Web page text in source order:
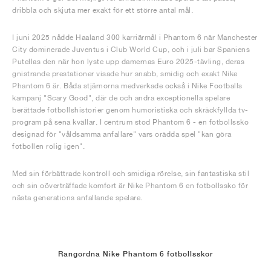
dribbla och skjuta mer exakt för ett större antal mål.
I juni 2025 nådde Haaland 300 karriärmål i Phantom 6 när Manchester
City dominerade Juventus i Club World Cup, och i juli bar Spaniens
Putellas den när hon lyste upp damernas Euro 2025-tävling, deras
gnistrande prestationer visade hur snabb, smidig och exakt Nike
Phantom 6 är. Båda stjärnorna medverkade också i Nike Footballs
kampanj "Scary Good", där de och andra exceptionella spelare
berättade fotbollshistorier genom humoristiska och skräckfyllda tv-
program på sena kvällar. I centrum stod Phantom 6 - en fotbollssko
designad för "våldsamma anfallare" vars orädda spel "kan göra
fotbollen rolig igen".
Med sin förbättrade kontroll och smidiga rörelse, sin fantastiska stil
och sin oöverträffade komfort är Nike Phantom 6 en fotbollssko för
nästa generations anfallande spelare.
Rangordna Nike Phantom 6 fotbollsskor